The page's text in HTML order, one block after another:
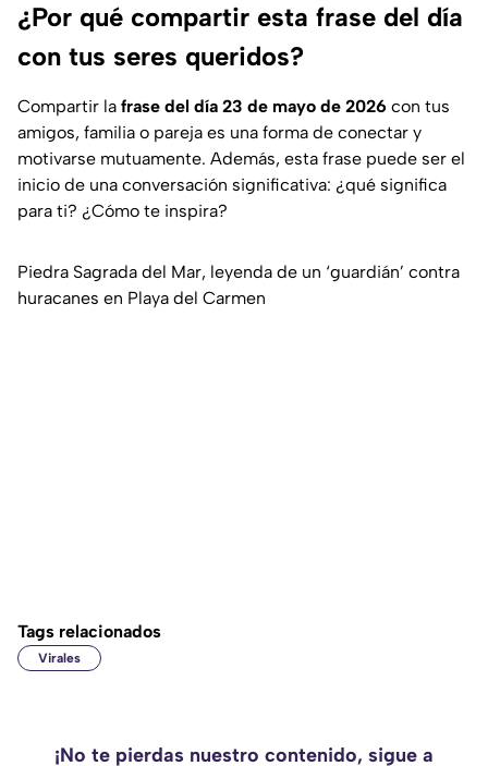
¿Por qué compartir esta frase del día
con tus seres queridos?
Compartir la frase del día 23 de mayo de 2026 con tus
amigos, familia o pareja es una forma de conectar y
motivarse mutuamente. Además, esta frase puede ser el
inicio de una conversación significativa: ¿qué significa
para ti? ¿Cómo te inspira?
Piedra Sagrada del Mar, leyenda de un ‘guardián’ contra
huracanes en Playa del Carmen
Tags relacionados
Virales
¡No te pierdas nuestro contenido, sigue a